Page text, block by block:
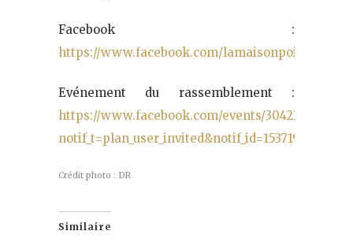
Facebook :
https://www.facebook.com/lamaisonpoitiers/
Evénement du rassemblement :
https://www.facebook.com/events/
Crédit photo : DR
Similaire